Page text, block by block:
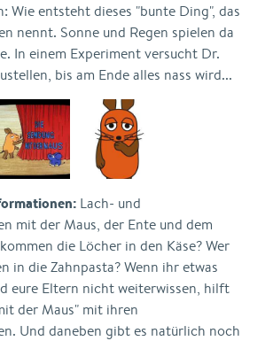
Wie entsteht dieses "bunte Ding", das
nennt. Sonne und Regen spielen da
In einem Experiment versucht Dr.
bis am Ende alles nass wird...
Lach- und
mit der Maus, der Ente und dem
die Löcher in den Käse? Wer
in die Zahnpasta? Wenn ihr etwas
eure Eltern nicht weiterwissen, hilft
der Maus" mit ihren
Und daneben gibt es natürlich noch